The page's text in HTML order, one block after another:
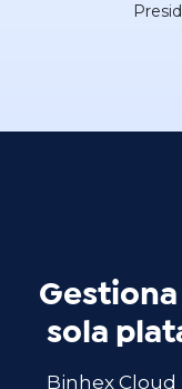
sola
Binhex Cloud